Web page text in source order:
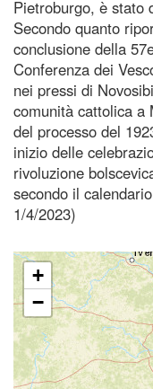
Pietroburgo, è stato
Secondo quanto
conclusione della
Conferenza dei
nei pressi di
comunità cattolica a
del processo del
inizio delle
rivoluzione
secondo il
1/4/2023)
+
−